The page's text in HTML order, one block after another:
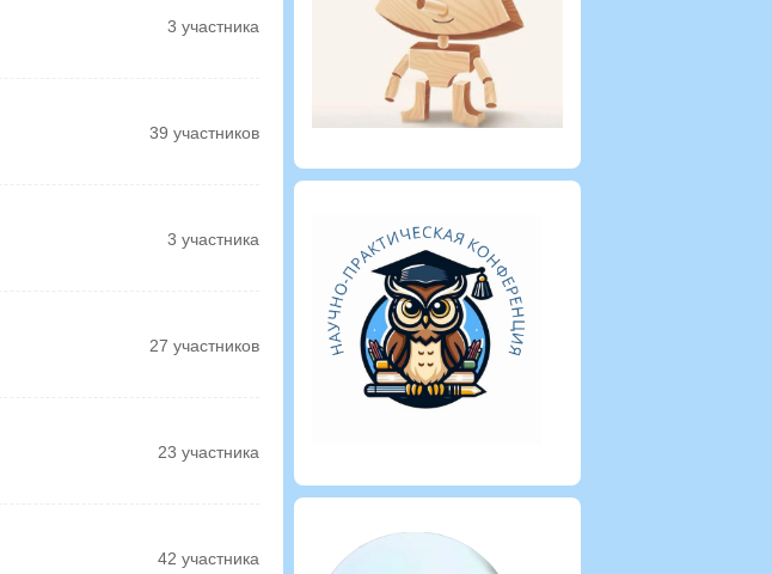
3 участника
39 участников
3 участника
27 участников
23 участника
42 участника